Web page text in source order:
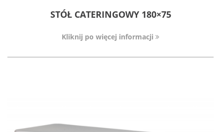
STÓŁ CATERINGOWY 180×75
Kliknij po więcej informacji